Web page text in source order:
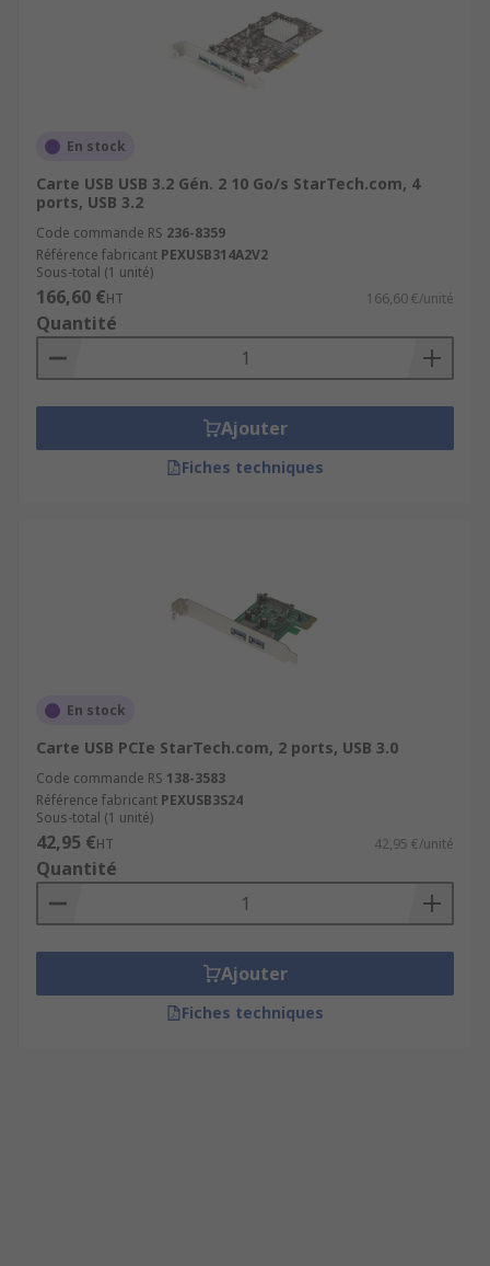
En stock
Carte USB USB 3.2 Gén. 2 10 Go/s StarTech.com, 4
ports, USB 3.2
Code commande RS 236-8359
Référence fabricant PEXUSB314A2V2
Sous-total (1 unité)
166,60 €HT 166,60 €/unité
Quantité
Ajouter
Fiches techniques
En stock
Carte USB PCIe StarTech.com, 2 ports, USB 3.0
Code commande RS 138-3583
Référence fabricant PEXUSB3S24
Sous-total (1 unité)
42,95 €HT 42,95 €/unité
Quantité
Ajouter
Fiches techniques